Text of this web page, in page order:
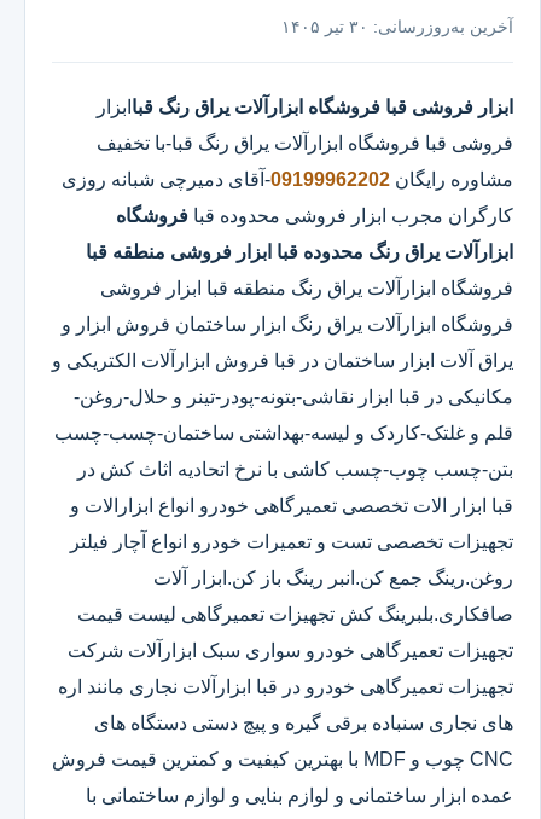
آخرین به‌روزرسانی: ۳۰ تیر ۱۴۰۵
ابزار فروشی قبا فروشگاه ابزارآلات یراق رنگ قبا ابزار
فروشی قبا فروشگاه ابزارآلات یراق رنگ قبا-با تخفیف
مشاوره رایگان 09199962202-آقای دمیرچی شبانه روزی
کارگران مجرب ابزار فروشی محدوده قبا فروشگاه
ابزارآلات یراق رنگ محدوده قبا ابزار فروشی منطقه قبا
فروشگاه ابزارآلات یراق رنگ منطقه قبا ابزار فروشی
فروشگاه ابزارآلات یراق رنگ ابزار ساختمان فروش ابزار و
یراق آلات ابزار ساختمان در قبا فروش ابزارآلات الکتریکی و
مکانیکی در قبا ابزار نقاشی-بتونه-پودر-تینر و حلال-روغن-
قلم و غلتک-کاردک و لیسه-بهداشتی ساختمان-چسب-چسب
بتن-چسب چوب-چسب کاشی با نرخ اتحادیه اثاث کش در
قبا ابزار الات تخصصی تعمیرگاهی خودرو انواع ابزارالات و
تجهیزات تخصصی تست و تعمیرات خودرو انواع آچار فیلتر
روغن.رینگ جمع کن.انبر رینگ باز کن.ابزار آلات
صافکاری.بلبرینگ کش تجهیزات تعمیرگاهی لیست قیمت
تجهیزات تعمیرگاهی خودرو سواری سبک ابزارآلات شرکت
تجهیزات تعمیرگاهی خودرو در قبا ابزارآلات نجاری مانند اره
های نجاری سنباده برقی گیره و پیچ دستی دستگاه های
CNC چوب و MDF با بهترین کیفیت و کمترین قیمت فروش
عمده ابزار ساختمانی و لوازم بنایی و لوازم ساختمانی با